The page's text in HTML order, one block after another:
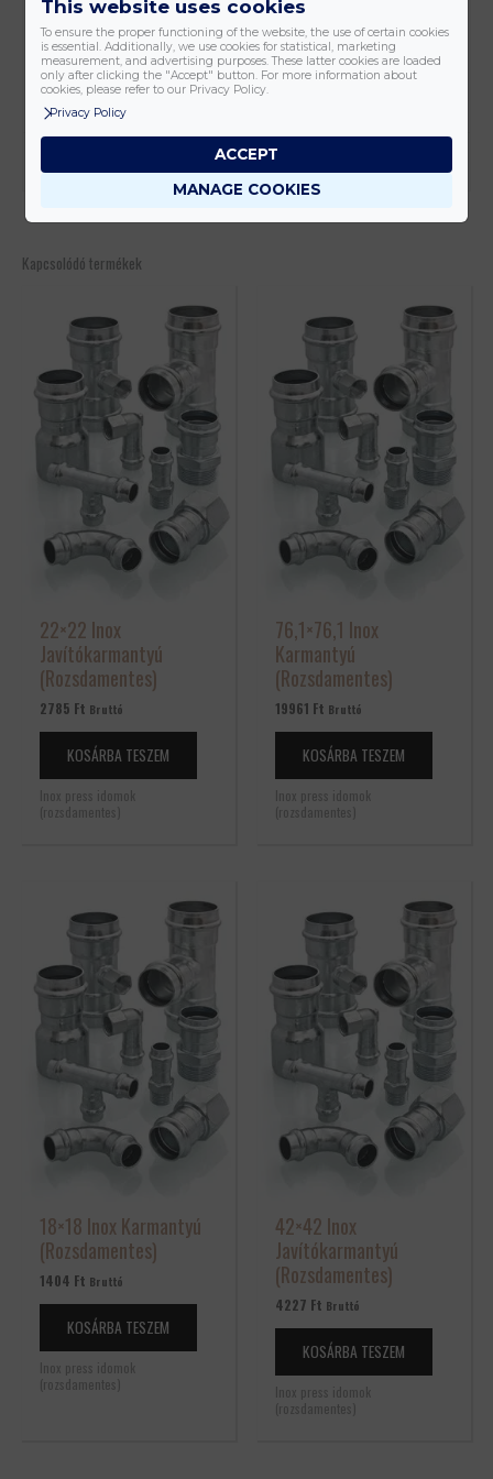
Leírás
1 db/ csomag
Még nincsenek értékelések.
írhatnak véleményt.
Kapcsolódó termékek
22×22 Inox
Javítókarmantyú
(Rozsdamentes)
2785 Ft Bruttó
KOSÁRBA TESZEM
Inox press idomok
(rozsdamentes)
76,1×76,1 Inox
Karmantyú
(Rozsdamentes)
19961 Ft Bruttó
KOSÁRBA TESZEM
Inox press idomok
(rozsdamentes)
18×18 Inox Karmantyú
(Rozsdamentes)
1404 Ft Bruttó
KOSÁRBA TESZEM
Inox press idomok
(rozsdamentes)
42×42 Inox
Javítókarmantyú
(Rozsdamentes)
4227 Ft Bruttó
KOSÁRBA TESZEM
Inox press idomok
(rozsdamentes)
This website uses cookies
To ensure the proper functioning of the website, the use of certain cookies
is essential. Additionally, we use cookies for statistical, marketing
measurement, and advertising purposes. These latter cookies are loaded
only after clicking the "Accept" button. For more information about
cookies, please refer to our Privacy Policy.
Privacy Policy
MANAGE COOKIES
ACCEPT